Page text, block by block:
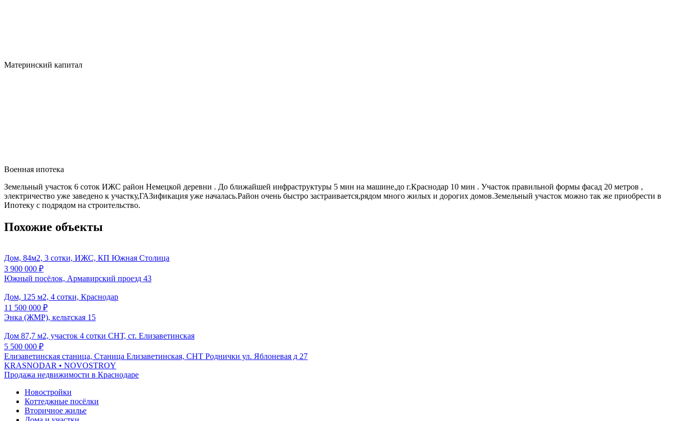
Материнский капитал
Военная ипотека
Земельный участок 6 соток ИЖС район Немецкой деревни . До ближайшей инфраструктуры 5 мин на машине,до г.Краснодар 10 мин . Участок правильной формы фасад 20 метров ,
электричество уже заведено к участку,ГАЗификация уже началась.Район очень быстро застраивается,рядом много жилых и дорогих домов.Земельный участок можно так же приобрести в
Ипотеку с подрядом на строительство.
Похожие объекты
Дом, 84м2, 3 сотки, ИЖС, КП Южная Столица
3 900 000 ₽
Южный посёлок, Армавирский проезд 43
Дом, 125 м2, 4 сотки, Краснодар
11 500 000 ₽
Энка (ЖМР), кельтская 15
Дом 87,7 м2, участок 4 сотки СНТ, ст. Елизаветинская
5 500 000 ₽
Елизаветинская станица, Станица Елизаветинская, СНТ Роднички ул. Яблоневая д 27
KRASNODAR • NOVOSTROY
Продажа недвижимости в Краснодаре
Новостройки
Коттеджные посёлки
Вторичное жилье